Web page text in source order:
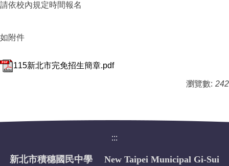
請依校內規定時間報名
如附件
115新北市完免招生簡章.pdf
瀏覽數: 242
:::
新北市積穗國民中學 New Taipei Municipal Gi-Sui